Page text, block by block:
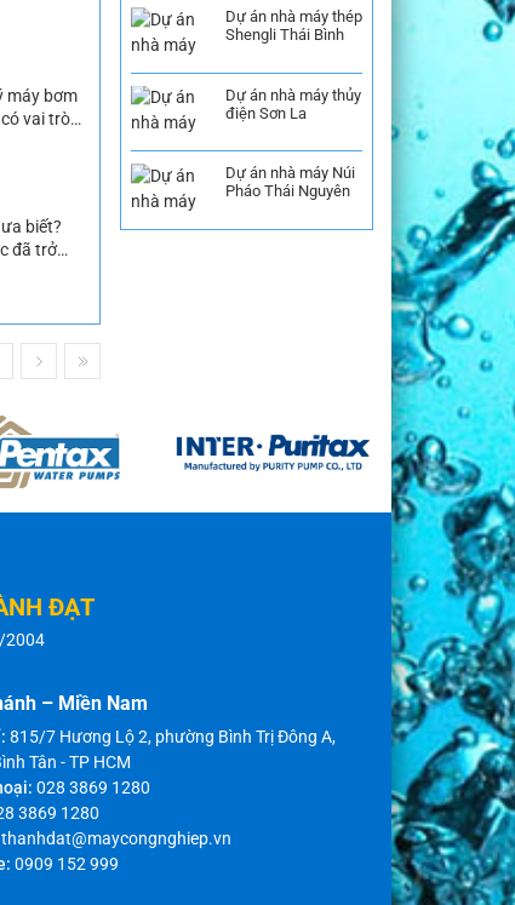
ngày,
máy bơm
vai trò
sinh
biết?
đã trở
các gia
Dự án nhà máy thép
Shengli Thái Bình
Dự án nhà máy thủy
điện Sơn La
Dự án nhà máy Núi
Pháo Thái Nguyên
ĐẠT
2004
– Miền Nam
815/7 Hương Lộ 2, phường Bình Trị Đông A,
Tân - TP HCM
028 3869 1280
3869 1280
thanhdat@maycongnghiep.vn
0909 152 999